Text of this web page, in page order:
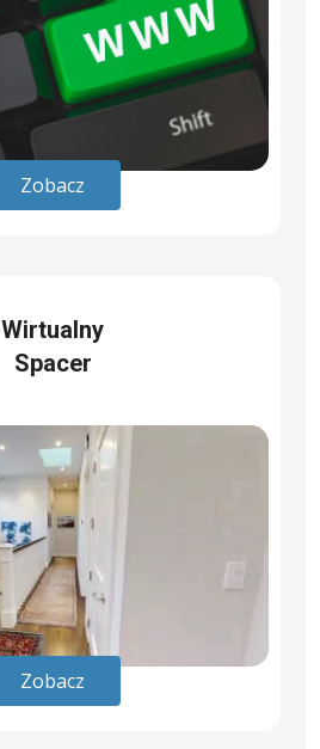
Zobacz
Wirtualny
Spacer
Zobacz